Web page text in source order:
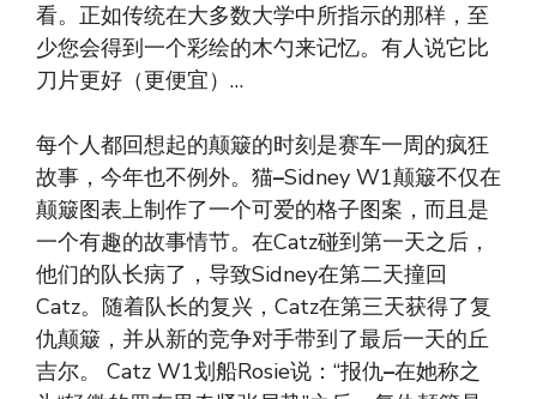
看。正如传统在大多数大学中所指示的那样，至
少您会得到一个彩绘的木勺来记忆。有人说它比
刀片更好（更便宜）…
每个人都回想起的颠簸的时刻是赛车一周的疯狂
故事，今年也不例外。猫–Sidney W1颠簸不仅在
颠簸图表上制作了一个可爱的格子图案，而且是
一个有趣的故事情节。在Catz碰到第一天之后，
他们的队长病了，导致Sidney在第二天撞回
Catz。随着队长的复兴，Catz在第三天获得了复
仇颠簸，并从新的竞争对手带到了最后一天的丘
吉尔。 Catz W1划船Rosie说：“报仇–在她称之